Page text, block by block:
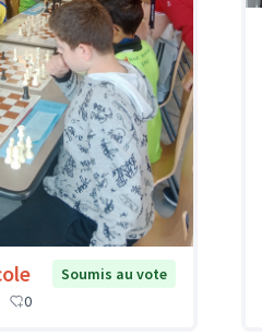
Soumis au vote
0